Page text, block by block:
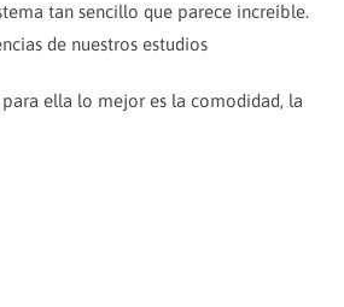
tan sencillo que parece increíble.
de nuestros estudios
para ella lo mejor es la comodidad, la